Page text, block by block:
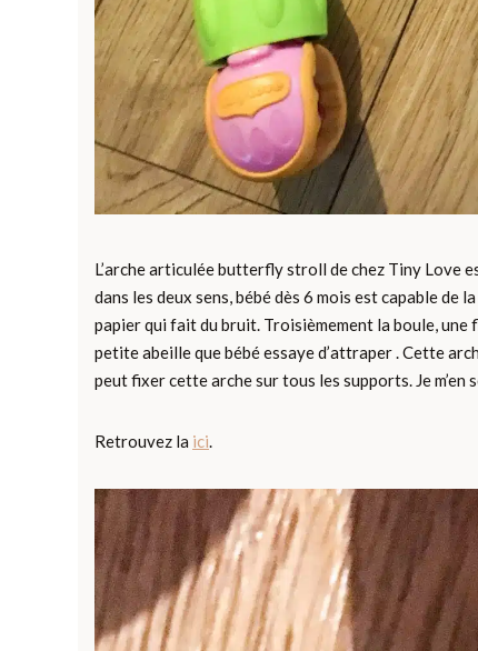
L’arche articulée butterfly stroll de chez Tiny Love
dans les deux sens, bébé dès 6 mois est capable
papier qui fait du bruit. Troisièmement la boule,
petite abeille que bébé essaye d’attraper . Cette
peut fixer cette arche sur tous les supports. Je
Retrouvez la ici.